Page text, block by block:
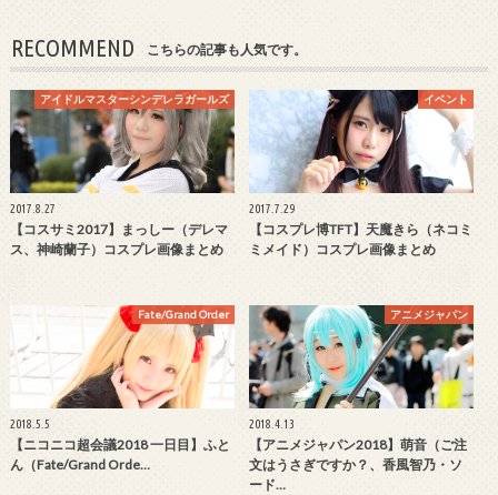
RECOMMEND こちらの記事も人気です。
アイドルマスターシンデレラガールズ
2017.8.27
【コスサミ2017】まっしー（デレマ
ス、神崎蘭子）コスプレ画像まとめ
イベント
2017.7.29
【コスプレ博TFT】天魔きら（ネコミ
ミメイド）コスプレ画像まとめ
Fate/Grand Order
2018.5.5
【ニコニコ超会議2018 一日目】ふと
ん（Fate/Grand Orde…
アニメジャパン
2018.4.13
【アニメジャパン2018】萌音（ご注
文はうさぎですか？、香風智乃・ソ
ード…